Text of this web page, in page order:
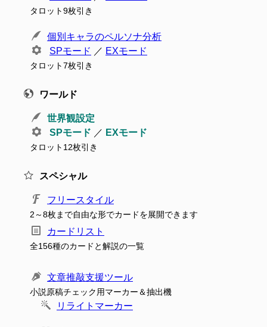
タロット9枚引き
個別キャラのペルソナ分析
SPモード ／ EXモード
タロット7枚引き
ワールド
世界観設定
SPモード ／ EXモード
タロット12枚引き
スペシャル
フリースタイル
2～8枚まで自由な形でカードを展開できます
カードリスト
全156種のカードと解説の一覧
文章推敲支援ツール
小説原稿チェック用マーカー＆抽出機
リライトマーカー